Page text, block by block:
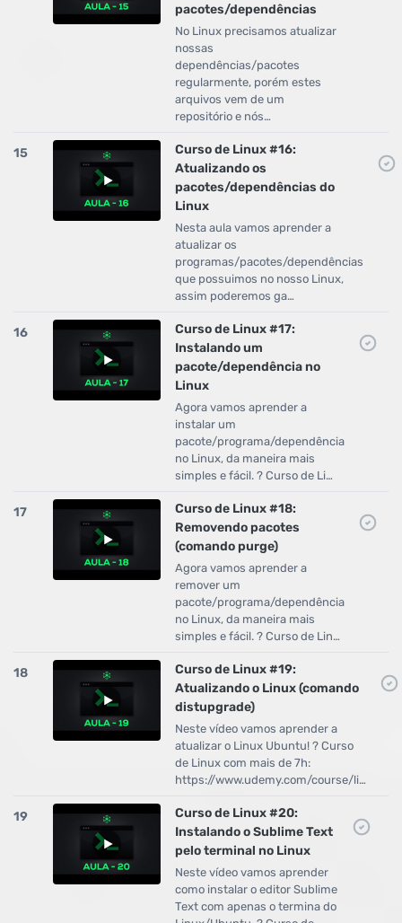
pacotes/dependências
No Linux precisamos atualizar
nossas
dependências/pacotes
regularmente, porém estes
arquivos vem de um
repositório e nós…
15
Curso de Linux #16:
Atualizando os
pacotes/dependências do
Linux
Nesta aula vamos aprender a
atualizar os
programas/pacotes/dependências
que possuimos no nosso Linux,
assim poderemos ga…
16
Curso de Linux #17:
Instalando um
pacote/dependência no
Linux
Agora vamos aprender a
instalar um
pacote/programa/dependência
no Linux, da maneira mais
simples e fácil. ? Curso de Li…
17
Curso de Linux #18:
Removendo pacotes
(comando purge)
Agora vamos aprender a
remover um
pacote/programa/dependência
no Linux, da maneira mais
simples e fácil. ? Curso de Lin…
18
Curso de Linux #19:
Atualizando o Linux (comando
distupgrade)
Neste vídeo vamos aprender a
atualizar o Linux Ubuntu! ? Curso
de Linux com mais de 7h:
https://www.udemy.com/course/li…
19
Curso de Linux #20:
Instalando o Sublime Text
pelo terminal no Linux
Neste vídeo vamos aprender
como instalar o editor Sublime
Text com apenas o termina do